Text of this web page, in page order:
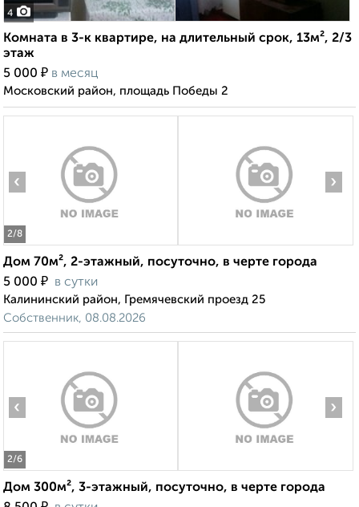
4
Комната в 3-к квартире, на длительный срок, 13м², 2/3
этаж
5 000 ₽ в месяц
Московский район, площадь Победы 2
2/8
‹ ›
Дом 70м², 2-этажный, посуточно, в черте города
5 000 ₽ в сутки
Калининский район, Гремячевский проезд 25
Собственник, 08.08.2026
2/6
‹ ›
Дом 300м², 3-этажный, посуточно, в черте города